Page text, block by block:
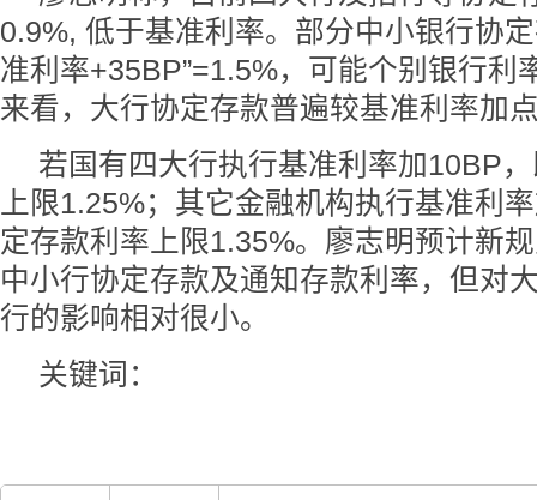
0.9%, 低于基准利率。部分中小银行协
准利率+35BP”=1.5%，可能个别银行利
来看，大行协定存款普遍较基准利率加
若国有四大行执行基准利率加10BP
上限1.25%；其它金融机构执行基准利
定存款利率上限1.35%。廖志明预计新
中小行协定存款及通知存款利率，但对
行的影响相对很小。
关键词：